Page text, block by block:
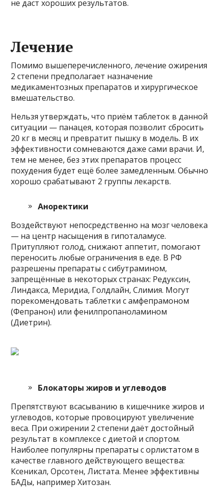
не даст хороших результатов.
Лечение
Помимо вышеперечисленного, лечение ожирения
2 степени предполагает назначение
медикаментозных препаратов и хирургическое
вмешательство.
Нельзя утверждать, что приём таблеток в данной
ситуации — панацея, которая позволит сбросить
20 кг в месяц и превратит пышку в модель. В их
эффективности сомневаются даже сами врачи. И,
тем не менее, без этих препаратов процесс
похудения будет ещё более замедленным. Обычно
хорошо срабатывают 2 группы лекарств.
Аноректики
Воздействуют непосредственно на мозг человека
— на центр насыщения в гипоталамусе.
Притупляют голод, снижают аппетит, помогают
переносить любые ограничения в еде. В РФ
разрешены препараты с сибутрамином,
запрещённые в некоторых странах: Редуксин,
Линдакса, Меридиа, Голдлайн, Слимия. Могут
порекомендовать таблетки с амфепрамоном
(Фепранон) или фенилпропаноламином
(Диетрин).
Блокаторы жиров и углеводов
Препятствуют всасыванию в кишечнике жиров и
углеводов, которые провоцируют увеличение
веса. При ожирении 2 степени даёт достойный
результат в комплексе с диетой и спортом.
Наиболее популярны препараты с орлистатом в
качестве главного действующего вещества:
Ксеникал, Орсотен, Листата. Менее эффективны
БАДы, например Хитозан.